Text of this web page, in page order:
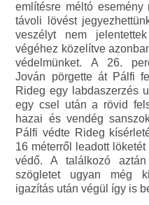
említésre méltó
távoli lövést
veszélyt nem
végéhez közelítve
védelmünket. A 26.
Jován pörgette át Pálfi
Rideg egy labdaszerzés
egy csel után a rövid
hazai és vendég
Pálfi védte Rideg
16 méterről leadott
védő. A találkozó
szögletet ugyan még
igazítás után végül így is